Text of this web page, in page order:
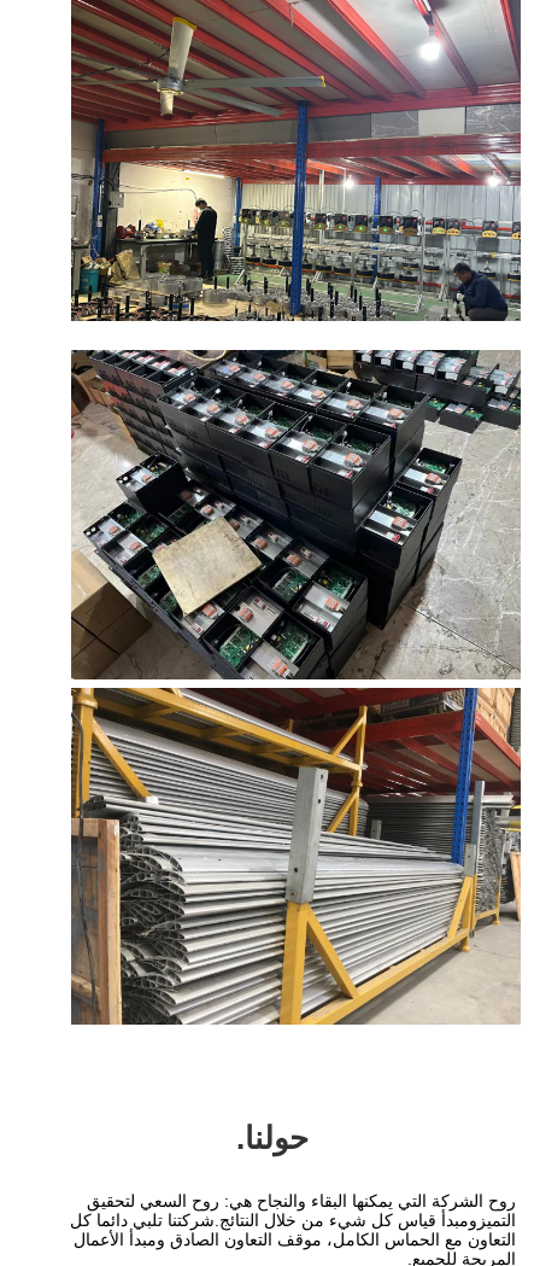
روح الشركة التي يمكنها البقاء والنجاح هي: روح السعي لتحقيق
التميزومبدأ قياس كل شيء من خلال النتائج.شركتنا تلبي دائما كل
التعاون مع الحماس الكامل، موقف التعاون الصادق ومبدأ الأعمال